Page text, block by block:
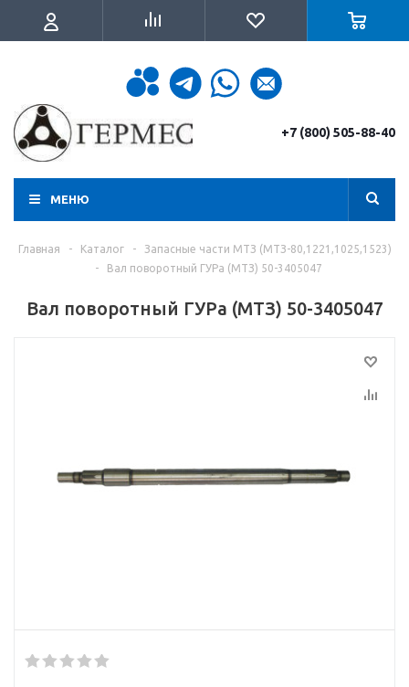
+7 (800) 505-88-40
МЕНЮ
Главная - Каталог -
Запасные части МТЗ (МТЗ-80,1221,1025,1523)
-
Вал поворотный ГУРа (МТЗ) 50-3405047
Вал поворотный ГУРа (МТЗ) 50-3405047